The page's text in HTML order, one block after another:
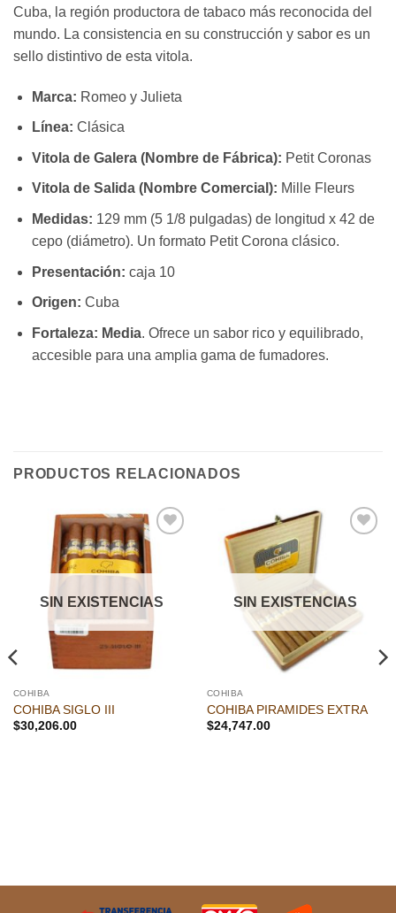
Cuba, la región productora de tabaco más reconocida del
mundo. La consistencia en su construcción y sabor es un
sello distintivo de esta vitola.
Marca: Romeo y Julieta
Línea: Clásica
Vitola de Galera (Nombre de Fábrica): Petit Coronas
Vitola de Salida (Nombre Comercial): Mille Fleurs
Medidas: 129 mm (5 1/8 pulgadas) de longitud x 42 de
cepo (diámetro). Un formato Petit Corona clásico.
Presentación: caja 10
Origen: Cuba
Fortaleza: Media. Ofrece un sabor rico y equilibrado,
accesible para una amplia gama de fumadores.
PRODUCTOS RELACIONADOS
Añadir
lista de
SIN EXISTENCIAS
COHIBA
COHIBA SIGLO III
$30,206.00
SIN EXISTENCIAS
COHIBA
COHIBA PIRAMIDES EXTRA
$24,747.00